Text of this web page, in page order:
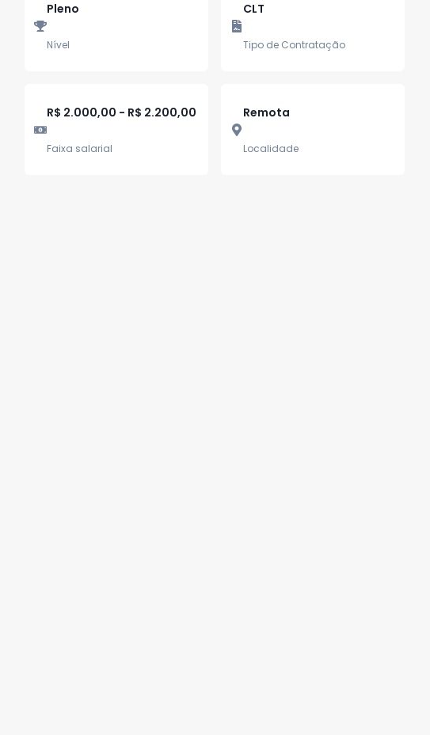
Pleno
Nível
CLT
Tipo de Contratação
R$ 2.000,00 - R$ 2.200,00
Faixa salarial
Remota
Localidade